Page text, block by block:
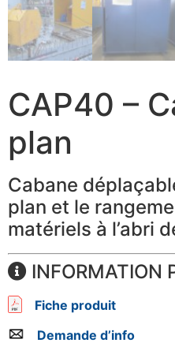
CAP40 –
plan
Cabane
plan et le
matériels à l’abri
INFORMATION
Fiche produit
Demande d’info